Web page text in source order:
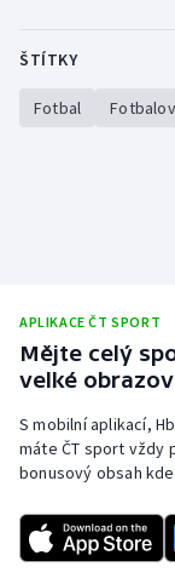
ŠTÍTKY
Fotbal
APLIKACE ČT SPORT
Mějte celý
velké
S mobilní aplikací,
máte ČT sport vždy
bonusový obsah